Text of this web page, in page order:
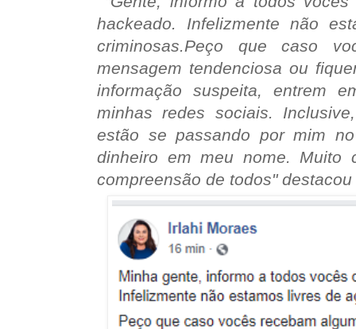
hackeado. Infelizmente não
criminosas.Peço que caso
mensagem tendenciosa ou
informação suspeita, entrem
minhas redes sociais.
estão se passando por mim
dinheiro em meu nome. Muito
compreensão de todos"